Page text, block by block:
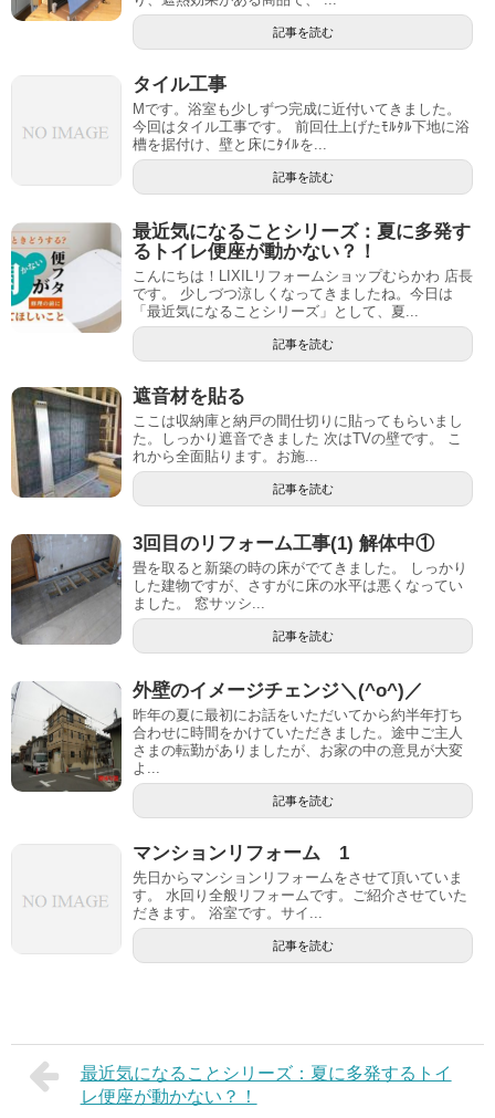
記事を読む
タイル工事
Mです。浴室も少しずつ完成に近付いてきました。
今回はタイル工事です。 前回仕上げたﾓﾙﾀﾙ下地に浴
槽を据付け、壁と床にﾀｲﾙを...
記事を読む
最近気になることシリーズ：夏に多発す
るトイレ便座が動かない？！
こんにちは！LIXILリフォームショップむらかわ 店長
です。 少しづつ涼しくなってきましたね。今日は
「最近気になることシリーズ」として、夏...
記事を読む
遮音材を貼る
ここは収納庫と納戸の間仕切りに貼ってもらいまし
た。しっかり遮音できました 次はTVの壁です。 こ
れから全面貼ります。お施...
記事を読む
3回目のリフォーム工事(1) 解体中①
畳を取ると新築の時の床がでてきました。 しっかり
した建物ですが、さすがに床の水平は悪くなってい
ました。 窓サッシ...
記事を読む
外壁のイメージチェンジ＼(^o^)／
昨年の夏に最初にお話をいただいてから約半年打ち
合わせに時間をかけていただきました。途中ご主人
さまの転勤がありましたが、お家の中の意見が大変
よ...
記事を読む
マンションリフォーム 1
先日からマンションリフォームをさせて頂いていま
す。 水回り全般リフォームです。ご紹介させていた
だきます。 浴室です。サイ...
記事を読む
最近気になることシリーズ：夏に多発するトイ
レ便座が動かない？！